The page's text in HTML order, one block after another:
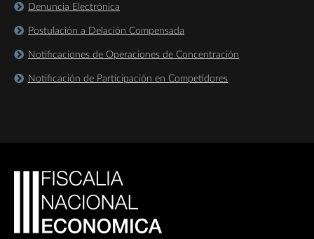
Denuncia Electrónica
Postulación a Delación Compensada
Notificaciones de Operaciones de Concentración
Notificación de Participación en Competidores